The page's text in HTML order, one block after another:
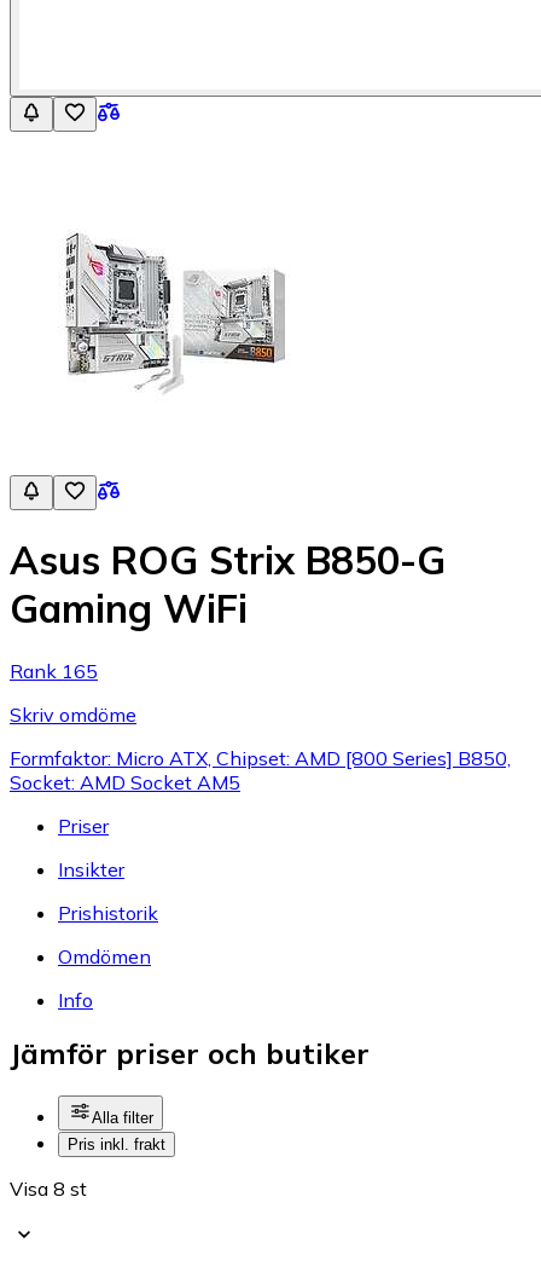
Asus ROG Strix B850-G
Gaming WiFi
Rank 165
Skriv omdöme
Formfaktor: Micro ATX, Chipset: AMD [800 Series] B850,
Socket: AMD Socket AM5
Priser
Insikter
Prishistorik
Omdömen
Info
Jämför priser och butiker
Alla filter
Pris inkl. frakt
Visa 8 st